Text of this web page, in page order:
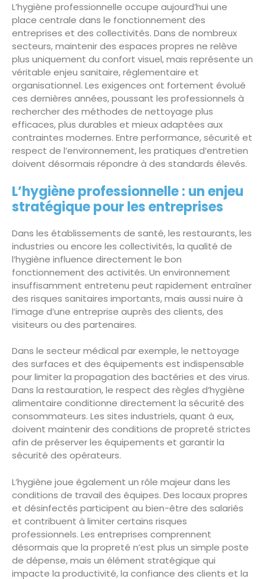
L’hygiène professionnelle occupe aujourd’hui une
place centrale dans le fonctionnement des
entreprises et des collectivités. Dans de nombreux
secteurs, maintenir des espaces propres ne relève
plus uniquement du confort visuel, mais représente un
véritable enjeu sanitaire, réglementaire et
organisationnel. Les exigences ont fortement évolué
ces dernières années, poussant les professionnels à
rechercher des méthodes de nettoyage plus
efficaces, plus durables et mieux adaptées aux
contraintes modernes. Entre performance, sécurité et
respect de l’environnement, les pratiques d’entretien
doivent désormais répondre à des standards élevés.
L’hygiène professionnelle : un enjeu
stratégique pour les entreprises
Dans les établissements de santé, les restaurants, les
industries ou encore les collectivités, la qualité de
l’hygiène influence directement le bon
fonctionnement des activités. Un environnement
insuffisamment entretenu peut rapidement entraîner
des risques sanitaires importants, mais aussi nuire à
l’image d’une entreprise auprès des clients, des
visiteurs ou des partenaires.
Dans le secteur médical par exemple, le nettoyage
des surfaces et des équipements est indispensable
pour limiter la propagation des bactéries et des virus.
Dans la restauration, le respect des règles d’hygiène
alimentaire conditionne directement la sécurité des
consommateurs. Les sites industriels, quant à eux,
doivent maintenir des conditions de propreté strictes
afin de préserver les équipements et garantir la
sécurité des opérateurs.
L’hygiène joue également un rôle majeur dans les
conditions de travail des équipes. Des locaux propres
et désinfectés participent au bien-être des salariés
et contribuent à limiter certains risques
professionnels. Les entreprises comprennent
désormais que la propreté n’est plus un simple poste
de dépense, mais un élément stratégique qui
impacte la productivité, la confiance des clients et la